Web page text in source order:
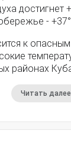
достигнет
-
к
районах
Читать далее